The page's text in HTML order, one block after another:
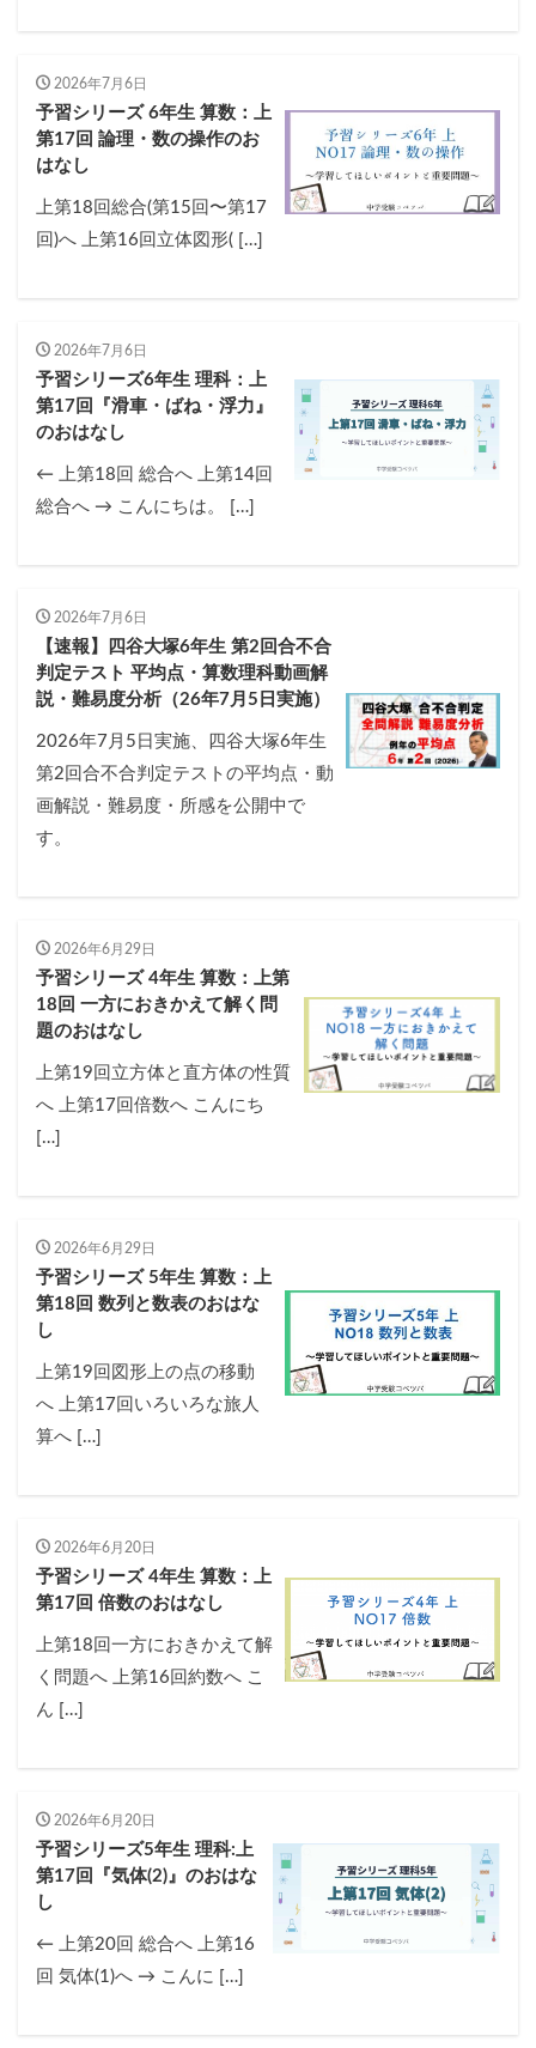
2026年7月6日
予習シリーズ 6年生 算数：上
第17回 論理・数の操作のお
はなし
上第18回総合(第15回〜第17
回)へ 上第16回立体図形( […]
2026年7月6日
予習シリーズ6年生 理科：上
第17回『滑車・ばね・浮力』
のおはなし
← 上第18回 総合へ 上第14回
総合へ → こんにちは。 […]
2026年7月6日
【速報】四谷大塚6年生 第2回合不合
判定テスト 平均点・算数理科動画解
説・難易度分析（26年7月5日実施）
2026年7月5日実施、四谷大塚6年生
第2回合不合判定テストの平均点・動
画解説・難易度・所感を公開中で
す。
2026年6月29日
予習シリーズ 4年生 算数：上第
18回 一方におきかえて解く問
題のおはなし
上第19回立方体と直方体の性質
へ 上第17回倍数へ こんにち
[…]
2026年6月29日
予習シリーズ 5年生 算数：上
第18回 数列と数表のおはな
し
上第19回図形上の点の移動
へ 上第17回いろいろな旅人
算へ […]
2026年6月20日
予習シリーズ 4年生 算数：上
第17回 倍数のおはなし
上第18回一方におきかえて解
く問題へ 上第16回約数へ こ
ん […]
2026年6月20日
予習シリーズ5年生 理科:上
第17回『気体(2)』のおはな
し
← 上第20回 総合へ 上第16
回 気体(1)へ → こんに […]